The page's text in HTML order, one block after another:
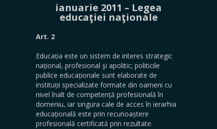
ianuarie 2011 – Legea
educaţiei naţionale
Art. 2
Educația este un sistem de interes strategic
național, profesional şi apolitic; politicile
publice educaționale sunt elaborate de
instituții specializate formate din oameni cu
nivel înalt de competență profesională în
domeniu, iar singura cale de acces în ierarhia
educațională este prin recunoaștere
profesională certificată prin rezultate.